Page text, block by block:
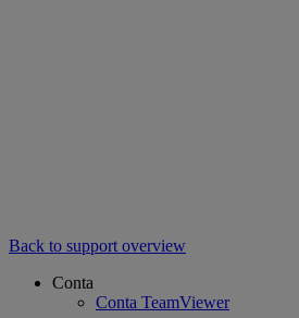
Back to support overview
Conta
Conta TeamViewer